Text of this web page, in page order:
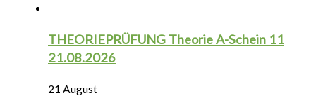
THEORIEPRÜFUNG Theorie A-Schein 11
21.08.2026
21 August